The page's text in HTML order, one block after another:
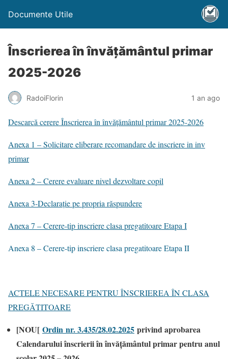
Documente Utile
Înscrierea în învățământul primar
2025-2026
RadoiFlorin 1 an ago
Descarcă cerere Înscrierea în învățământul primar 2025-2026
Anexa 1 – Solicitare eliberare recomandare de inscriere in inv
primar
Anexa 2 – Cerere evaluare nivel dezvoltare copil
Anexa 3-Declarație pe propria răspundere
Anexa 7 – Cerere-tip inscriere clasa pregatitoare Etapa I
Anexa 8 – Cerere-tip inscriere clasa pregatitoare Etapa II
ACTELE NECESARE PENTRU ÎNSCRIEREA ÎN CLASA
PREGĂTITOARE
[NOU[ Ordin nr. 3.435/28.02.2025 privind aprobarea
Calendarului înscrierii în învățământul primar pentru anul